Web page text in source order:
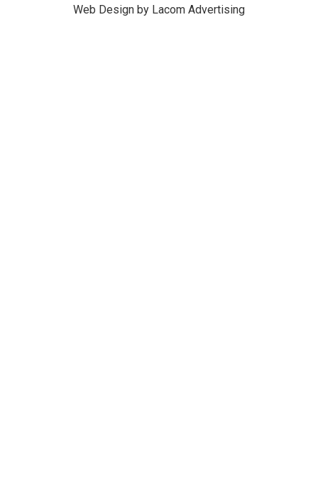
Web Design by Lacom Advertising